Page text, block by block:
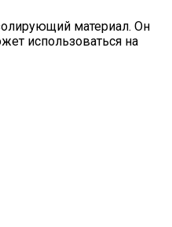
материал. Он
использоваться на